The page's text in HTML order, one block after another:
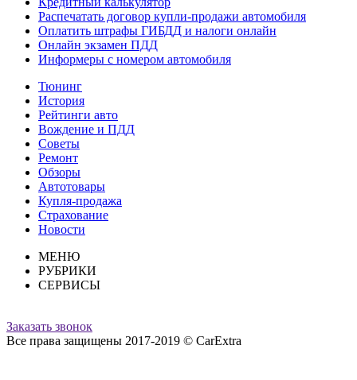
Распечатать договор купли-продажи автомобиля
Оплатить штрафы ГИБДД и налоги онлайн
Онлайн экзамен ПДД
Информеры с номером автомобиля
Тюнинг
История
Рейтинги авто
Вождение и ПДД
Советы
Ремонт
Обзоры
Автотовары
Купля-продажа
Страхование
Новости
МЕНЮ
РУБРИКИ
СЕРВИСЫ
Заказать звонок
Все права защищены 2017-2019 © CarExtra